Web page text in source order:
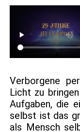
Verborgene
Licht zu
Aufgaben, die
selbst ist das
als Mensch